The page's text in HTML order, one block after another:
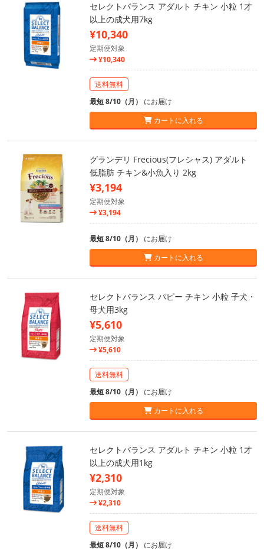
セレクトバランス アダルト チキン 小粒 1才
以上の成犬用7kg
¥10,340
定期便対象
¥10,340
送料無料
最短 8/10（月） にお届け
カートに入れる
グランデリ Frecious(フレシャス) アダルト
低脂肪 チキン&小魚入り 2kg
¥3,194
定期便対象
¥3,194
最短 8/10（月） にお届け
カートに入れる
セレクトバランス パピー チキン 小粒 子犬・
母犬用3kg
¥5,610
定期便対象
¥5,610
送料無料
最短 8/10（月） にお届け
カートに入れる
セレクトバランス アダルト チキン 小粒 1才
以上の成犬用1kg
¥2,310
定期便対象
¥2,310
送料無料
最短 8/10（月） にお届け